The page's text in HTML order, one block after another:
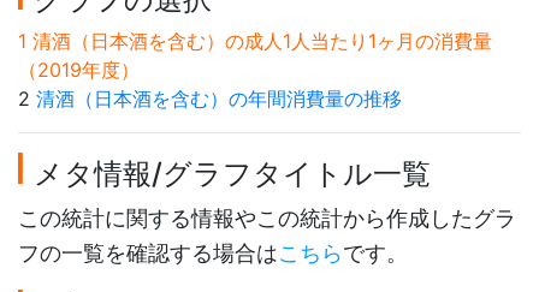
1 清酒（日本酒を含む）の成人1人当たり1ヶ月の消費量
（2019年度）
2 清酒（日本酒を含む）の年間消費量の推移
メタ情報/グラフタイトル一覧
この統計に関する情報やこの統計から作成したグラ
フの一覧を確認する場合はこちらです。